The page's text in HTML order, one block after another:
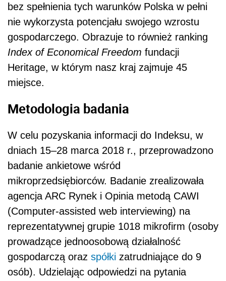
bez spełnienia tych warunków Polska w pełni
nie wykorzysta potencjału swojego wzrostu
gospodarczego. Obrazuje to również ranking
Index of Economical Freedom fundacji
Heritage, w którym nasz kraj zajmuje 45
miejsce.
Metodologia badania
W celu pozyskania informacji do Indeksu, w
dniach 15–28 marca 2018 r., przeprowadzono
badanie ankietowe wśród
mikroprzedsiębiorców. Badanie zrealizowała
agencja ARC Rynek i Opinia metodą CAWI
(Computer-assisted web interviewing) na
reprezentatywnej grupie 1018 mikrofirm (osoby
prowadzące jednoosobową działalność
gospodarczą oraz spółki zatrudniające do 9
osób). Udzielając odpowiedzi na pytania